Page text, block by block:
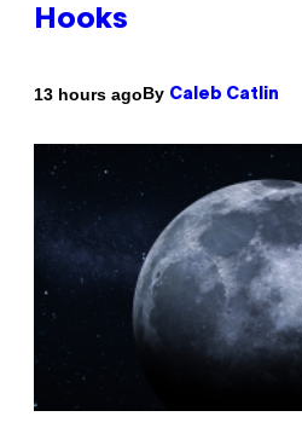
Hooks
13 hours agoBy Caleb Catlin